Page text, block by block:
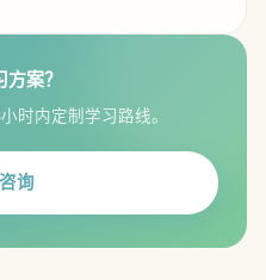
案？
时内定制学习路线。
询